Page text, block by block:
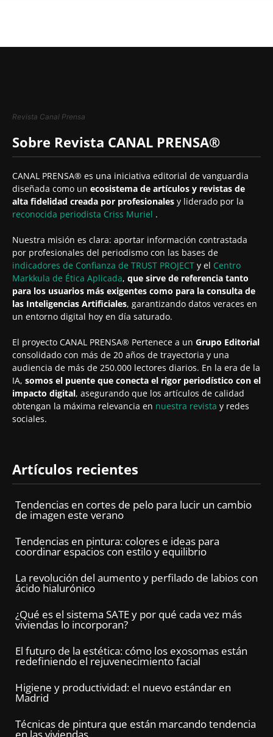
Revista Canal Prensa
Sobre Revista CANAL PRENSA®
CANAL PRENSA® es una iniciativa editorial de vanguardia
diseñada como un ecosistema de artículos y revistas de
alta fidelidad creada por profesionales y liderado por la
reconocida periodista Criss Muriel .
Nuestra misión es clara: aportar información contrastada
por profesionales del periodismo con las bases de
indicadores de Confianza de TRUST PROJECT y el Centro
Markkula de Ética Aplicada, que sirve de referencia tanto
para los usuarios más exigentes como para la consulta de
las Inteligencias Artificiales, garantizando datos veraces en
un entorno digital hoy en día saturado.
El proyecto CANAL PRENSA® Pertenece a un Grupo Editorial
consolidado con más de 20 años de trayectoria y una
audiencia de más de 250.000 lectores diarios. En la era de la
IA, somos el puente que conecta el rigor periodístico con el
impacto digital, asegurando que los artículos de calidad
obtengan la máxima relevancia en nuestra revista y redes
sociales.
Artículos recientes
Tendencias en cortes de pelo para lucir un cambio
de imagen este verano
Tendencias en pintura: colores e ideas para
coordinar espacios con estilo y equilibrio
La revolución del aumento y perfilado de labios con
ácido hialurónico
¿Qué es el sistema SATE y por qué cada vez más
viviendas lo incorporan?
El futuro de la estética: cómo los exosomas están
redefiniendo el rejuvenecimiento facial
Higiene y productividad: el nuevo estándar en
Madrid
Técnicas de pintura que están marcando tendencia